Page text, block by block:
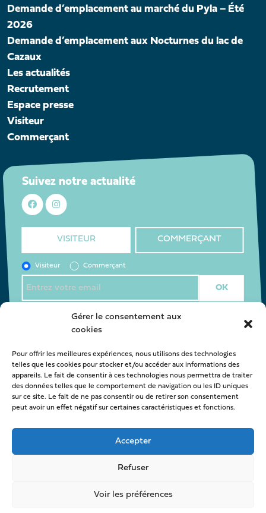
Gérer le consentement aux
cookies
Pour offrir les meilleures expériences, nous utilisons des technologies
telles que les cookies pour stocker et/ou accéder aux informations des
appareils. Le fait de consentir à ces technologies nous permettra de traiter
des données telles que le comportement de navigation ou les ID uniques
sur ce site. Le fait de ne pas consentir ou de retirer son consentement
peut avoir un effet négatif sur certaines caractéristiques et fonctions.
Accepter
Refuser
Voir les préférences
Demande d’emplacement au marché du Pyla – Été
2026
Demande d’emplacement aux Nocturnes du lac de
Cazaux
Les actualités
Recrutement
Espace presse
Visiteur
Commerçant
Suivez notre actualité
VISITEUR COMMERÇANT
Visiteur Commerçant
Nous contacter
oca@latestedebuch.fr